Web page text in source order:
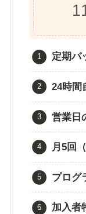
定期バ
24時間
営業日
月5回
プログ
加入者